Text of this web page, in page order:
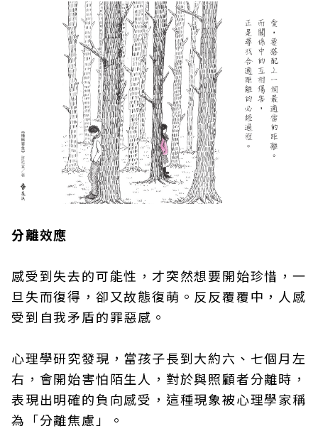
分離效應
感受到失去的可能性，才突然想要開始珍惜，一
旦失而復得，卻又故態復萌。反反覆覆中，人感
受到自我矛盾的罪惡感。
心理學研究發現，當孩子長到大約六、七個月左
右，會開始害怕陌生人，對於與照顧者分離時，
表現出明確的負向感受，這種現象被心理學家稱
為「分離焦慮」。